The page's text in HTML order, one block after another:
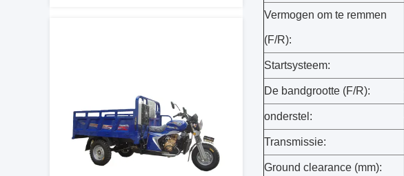
Vermogen om te remmen
(F/R):
Startsysteem:
De bandgrootte (F/R):
onderstel:
Transmissie:
Ground clearance (mm):